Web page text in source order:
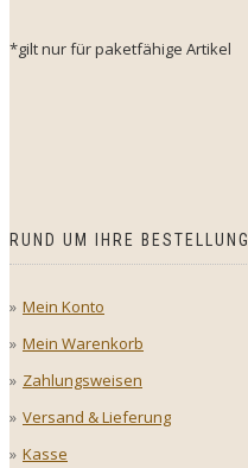
*gilt nur für paketfähige Artikel
RUND UM IHRE BESTELLUNG
Mein Konto
Mein Warenkorb
Zahlungsweisen
Versand & Lieferung
Kasse